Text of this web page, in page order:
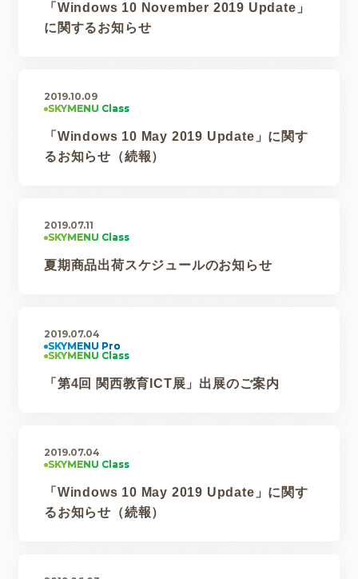
「Windows 10 November 2019 Update」
に関するお知らせ
2019.10.09
「Windows 10 May 2019 Update」に関す
るお知らせ（続報）
2019.07.11
夏期商品出荷スケジュールのお知らせ
2019.07.04
「第4回 関西教育ICT展」出展のご案内
2019.07.04
「Windows 10 May 2019 Update」に関す
るお知らせ（続報）